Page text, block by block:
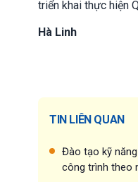
triển khai thực hiện
Hà Linh
TIN LIÊN QUAN
Đào tạo kỹ
công trình theo